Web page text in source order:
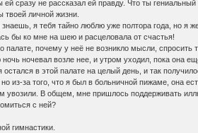
сразу не рассказал ей правду. Что ты
личной жизни.
я тебя тайно люблю уже полтора года, но я
бы ко мне на шею и расцеловала от счастья!
почему у неё не возникло мысли, спросить
ночевал возле нее, и утром уходил, пока она
остался в этой палате на целый день, и так
из-за того, что я был в больничной пижаме, она
увозили. В общем, мне пришлось поддерживать
с ней?
гимнастики.